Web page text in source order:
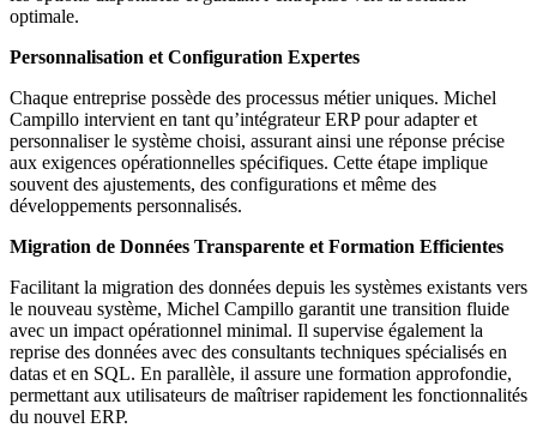
optimale.
Personnalisation et Configuration Expertes
Chaque entreprise possède des processus métier uniques. Michel
Campillo intervient en tant qu’intégrateur ERP pour adapter et
personnaliser le système choisi, assurant ainsi une réponse précise
aux exigences opérationnelles spécifiques. Cette étape implique
souvent des ajustements, des configurations et même des
développements personnalisés.
Migration de Données Transparente et Formation Efficientes
Facilitant la migration des données depuis les systèmes existants vers
le nouveau système, Michel Campillo garantit une transition fluide
avec un impact opérationnel minimal. Il supervise également la
reprise des données avec des consultants techniques spécialisés en
datas et en SQL. En parallèle, il assure une formation approfondie,
permettant aux utilisateurs de maîtriser rapidement les fonctionnalités
du nouvel ERP.